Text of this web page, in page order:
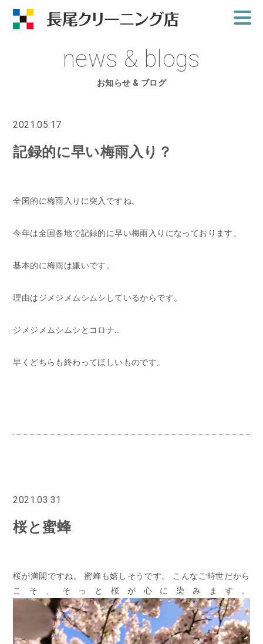
news & blogs
お知らせ & ブログ
2021.05.17
記録的に早い梅雨入り？
全国的に梅雨入りに突入ですね。
今年は全国各地で記録的に早い梅雨入りになっております。
基本的に梅雨は嫌いです。
理由はジメジメムシムシしているからです。
ジメジメムシムシとコロナ…
早くどちらも終わってほしいものです。
2021.03.31
桜と蜜蜂
桜が満開ですね。 蜜蜂も嬉しそうです。
こんなご時世だから
こそ、そっと桜が心に染みます。